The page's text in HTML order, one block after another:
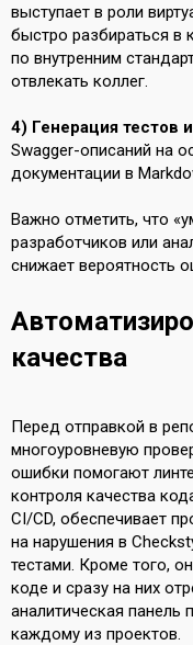
выступает в роли
быстро разбираться в
по внутренним
отвлекать коллег.
4) Генерация тестов
Swagger-описаний на
документации в
Важно отметить, что
разработчиков или
снижает вероятность
качества
Перед отправкой в
многоуровневую
ошибки помогают
контроля качества
CI/CD, обеспечивает
на нарушения в
тестами. Кроме того,
коде и сразу на них
аналитическая панель
каждому из проектов.